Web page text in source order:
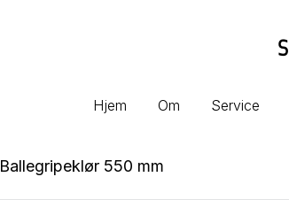
Hjem Om Service
Ballegripeklør 550 mm